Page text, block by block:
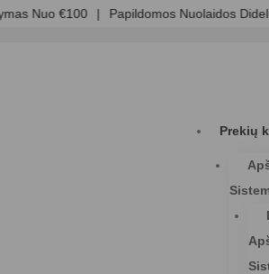
Nuo €100 | Papildomos Nuolaidos
Prekių